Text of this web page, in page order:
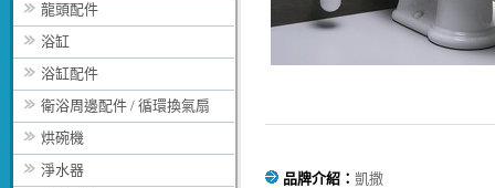
龍頭配件
浴缸
浴缸配件
衛浴周邊配件 / 循環換氣扇
烘碗機
淨水器
品牌介紹： 凱撒